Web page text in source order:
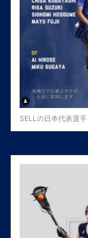
SELLの日本代表選手